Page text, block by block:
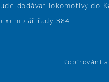
dodávat lokomotivy do
řady 384
Kopírování